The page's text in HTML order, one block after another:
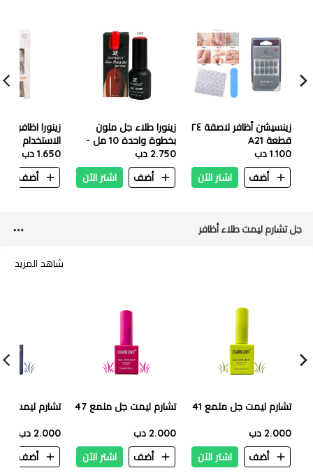
زينسيشن أظافر لاصقة ٢٤
قطعة A21
1.100 دب
أضف
اشتر الآن
زينورا طلاء جل ملون
بخطوة واحدة 10 مل -
360
2.750 دب
أضف
اشتر الآن
الاستخدام +
للماء) - 24 نصيحة - 15
1.650 دب
أضف
جل تشارم ليمت طلاء أظافر
شاهد المزيد
تشارم ليمت جل ملمع 41
2.000 دب
أضف
اشتر الآن
تشارم ليمت جل ملمع 47
2.000 دب
أضف
اشتر الآن
تشارم ليمت جل
2.000 دب
أضف